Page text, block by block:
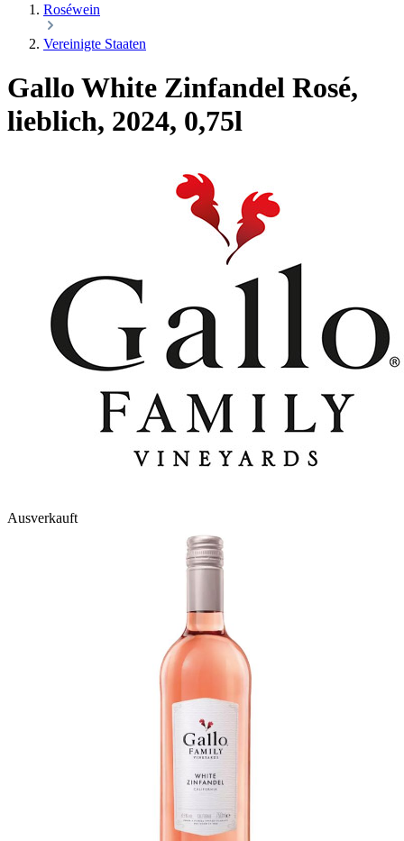
Roséwein
Vereinigte Staaten
Gallo White Zinfandel Rosé,
lieblich, 2024, 0,75l
Ausverkauft